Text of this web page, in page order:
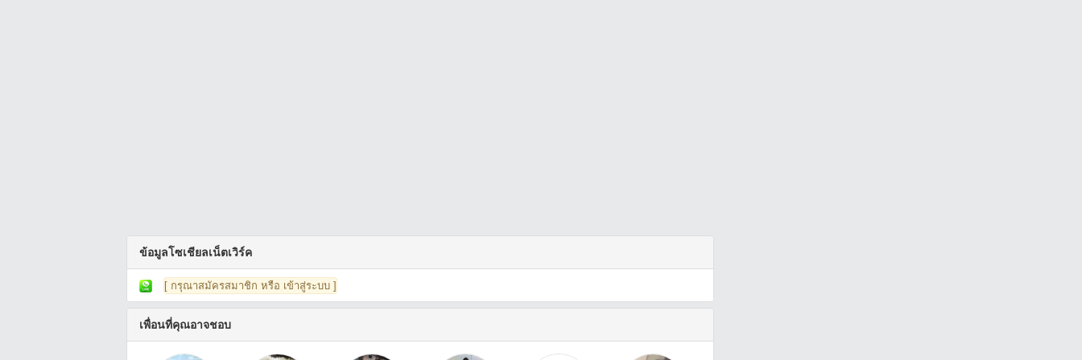
ข้อมูลโซเชียลเน็ตเวิร์ค
[ กรุณาสมัครสมาชิก หรือ เข้าสู่ระบบ ]
เพื่อนที่คุณอาจชอบ